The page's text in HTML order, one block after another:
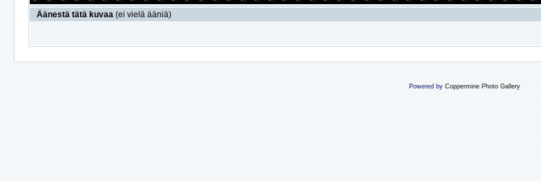
Äänestä tätä kuvaa (ei vielä ääniä)
Powered by Coppermine Photo Gallery